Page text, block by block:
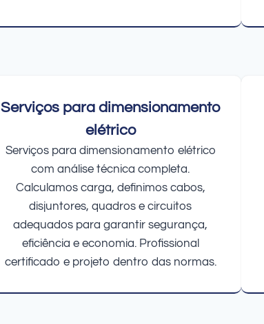
Serviços para dimensionamento
elétrico
Serviços para dimensionamento elétrico
com análise técnica completa.
Calculamos carga, definimos cabos,
disjuntores, quadros e circuitos
adequados para garantir segurança,
eficiência e economia. Profissional
certificado e projeto dentro das normas.